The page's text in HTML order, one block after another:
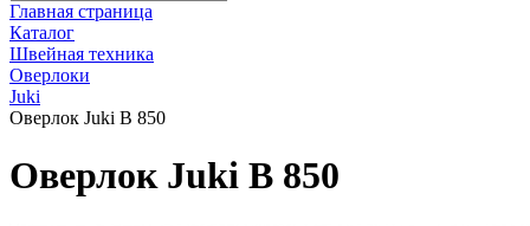
Главная страница
Каталог
Швейная техника
Оверлоки
Juki
Оверлок Juki B 850
Оверлок Juki B 850